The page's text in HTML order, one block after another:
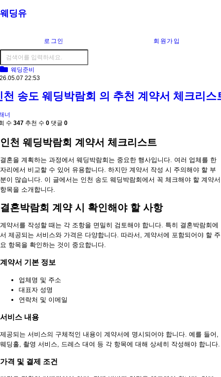
웨딩유
로그인 회원가입
웨딩준비
22:53
천 송도 웨딩박람회 의 추천 계약서 체크리스
너
수 347 추천 수 0 댓글 0
인천 웨딩박람회 계약서 체크리스트
결혼을 계획하는 과정에서 웨딩박람회는 중요한 행사입니다. 여러 업체를 한
자리에서 비교할 수 있어 유용합니다. 하지만 계약서 작성 시 주의해야 할 부
분이 많습니다. 이 글에서는 인천 송도 웨딩박람회에서 꼭 체크해야 할 계약서
항목을 소개합니다.
결혼박람회 계약 시 확인해야 할 사항
계약서를 작성할 때는 각 조항을 면밀히 검토해야 합니다. 특히 결혼박람회에
서 제공되는 서비스와 가격은 다양합니다. 따라서, 계약서에 포함되어야 할 주
요 항목을 확인하는 것이 중요합니다.
계약서 기본 정보
업체명 및 주소
대표자 성명
연락처 및 이메일
서비스 내용
제공되는 서비스의 구체적인 내용이 계약서에 명시되어야 합니다. 예를 들어,
웨딩홀, 촬영 서비스, 드레스 대여 등 각 항목에 대해 상세히 작성해야 합니다.
가격 및 결제 조건